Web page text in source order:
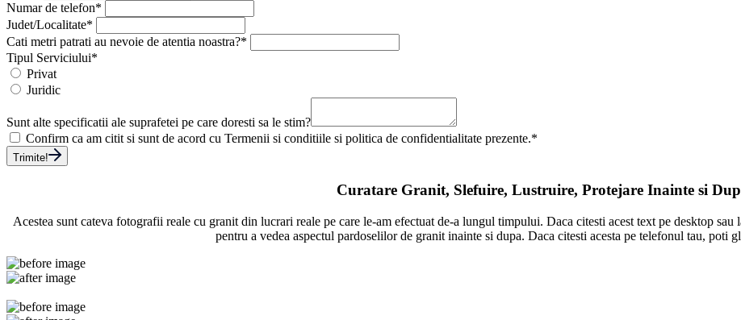
Numar de telefon*
Judet/Localitate*
Cati metri patrati au nevoie de atentia noastra?*
Tipul Serviciului*
Privat
Juridic
Sunt alte specificatii ale suprafetei pe care doresti sa le stim?
Confirm ca am citit si sunt de acord cu Termenii si conditiile si politica de confidentialitate prezente.*
Trimite!
Curatare Granit, Slefuire, Lustruire, Protejare Inainte si
Acestea sunt cateva fotografii reale cu granit din lucrari reale pe care le-am efectuat de-a lungul timpului. Daca citesti acest text pe desktop
pentru a vedea aspectul pardoselilor de granit inainte si dupa. Daca citesti acesta pe telefonul tau, poti